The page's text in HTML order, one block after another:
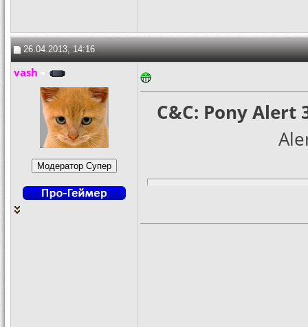
26.04.2013, 14:16
vash
C&C: Pony Alert